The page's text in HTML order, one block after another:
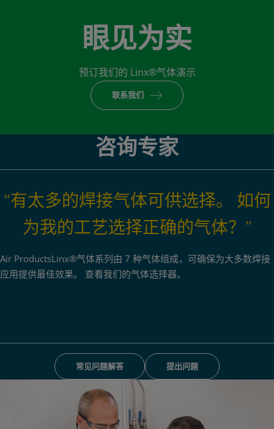
眼见为实
预订我们的 Linx®气体演示
联系我们
咨询专家
“有太多的焊接气体可供选择。 如何
为我的工艺选择正确的气体？”
Air ProductsLinx®气体系列由 7 种气体组成，可确保为大多数焊接
应用提供最佳效果。 查看我们的气体选择器。
常见问题解答 提出问题